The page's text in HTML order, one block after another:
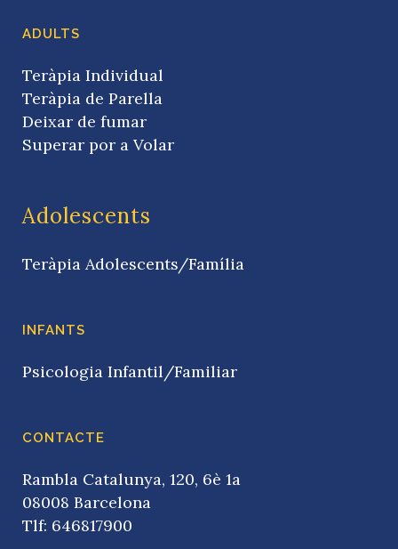
ADULTS
Teràpia Individual
Teràpia de Parella
Deixar de fumar
Superar por a Volar
Adolescents
Teràpia Adolescents/Família
INFANTS
Psicologia Infantil/Familiar
CONTACTE
Rambla Catalunya, 120, 6è 1a
08008 Barcelona
Tlf: 646817900